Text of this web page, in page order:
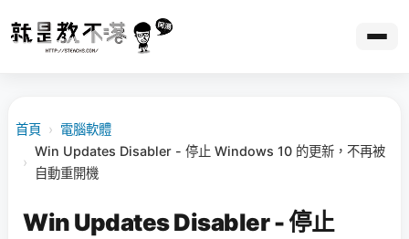
首頁 › 電腦軟體
›
Win Updates Disabler - 停止 Windows 10 的更新，不再被
自動重開機
Win Updates Disabler - 停止